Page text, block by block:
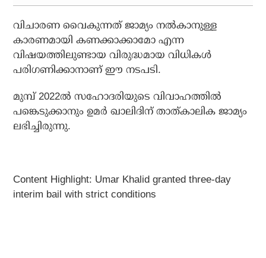
വിചാരണ വൈകുന്നത് ജാമ്യം നല്‍കാനുള്ള
കാരണമായി കണക്കാക്കാമോ എന്ന
വിഷയത്തിലുണ്ടായ വിരുദ്ധമായ വിധികള്‍
പരിഗണിക്കാനാണ് ഈ നടപടി.
മുമ്പ് 2022ല്‍ സഹോദരിയുടെ വിവാഹത്തില്‍
പങ്കെടുക്കാനും ഉമര്‍ ഖാലിദിന് താത്കാലിക ജാമ്യം
ലഭിച്ചിരുന്നു.
Content Highlight: Umar Khalid granted three-day
interim bail with strict conditions